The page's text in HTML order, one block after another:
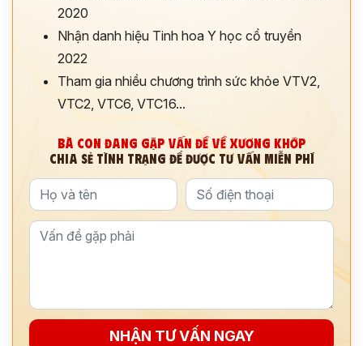
2020
Nhận danh hiệu Tinh hoa Y học cổ truyền
2022
Tham gia nhiều chương trình sức khỏe VTV2,
VTC2, VTC6, VTC16...
BÀ CON ĐANG GẶP VẤN ĐỀ VỀ XƯƠNG KHỚP
CHIA SẺ TÌNH TRẠNG ĐỂ ĐƯỢC TƯ VẤN MIỄN PHÍ
NHẬN TƯ VẤN NGAY